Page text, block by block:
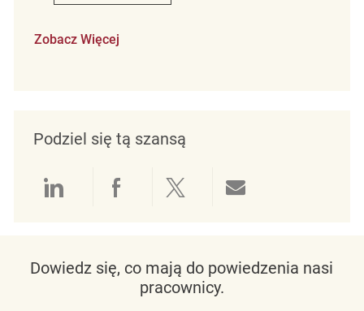
Zobacz Więcej
Podziel się tą szansą
Udostępnianie przez LinkedIn
Udostępnianie przez
Udostępnij przez
Dowiedz się, co mają do powiedzenia nasi
pracownicy.